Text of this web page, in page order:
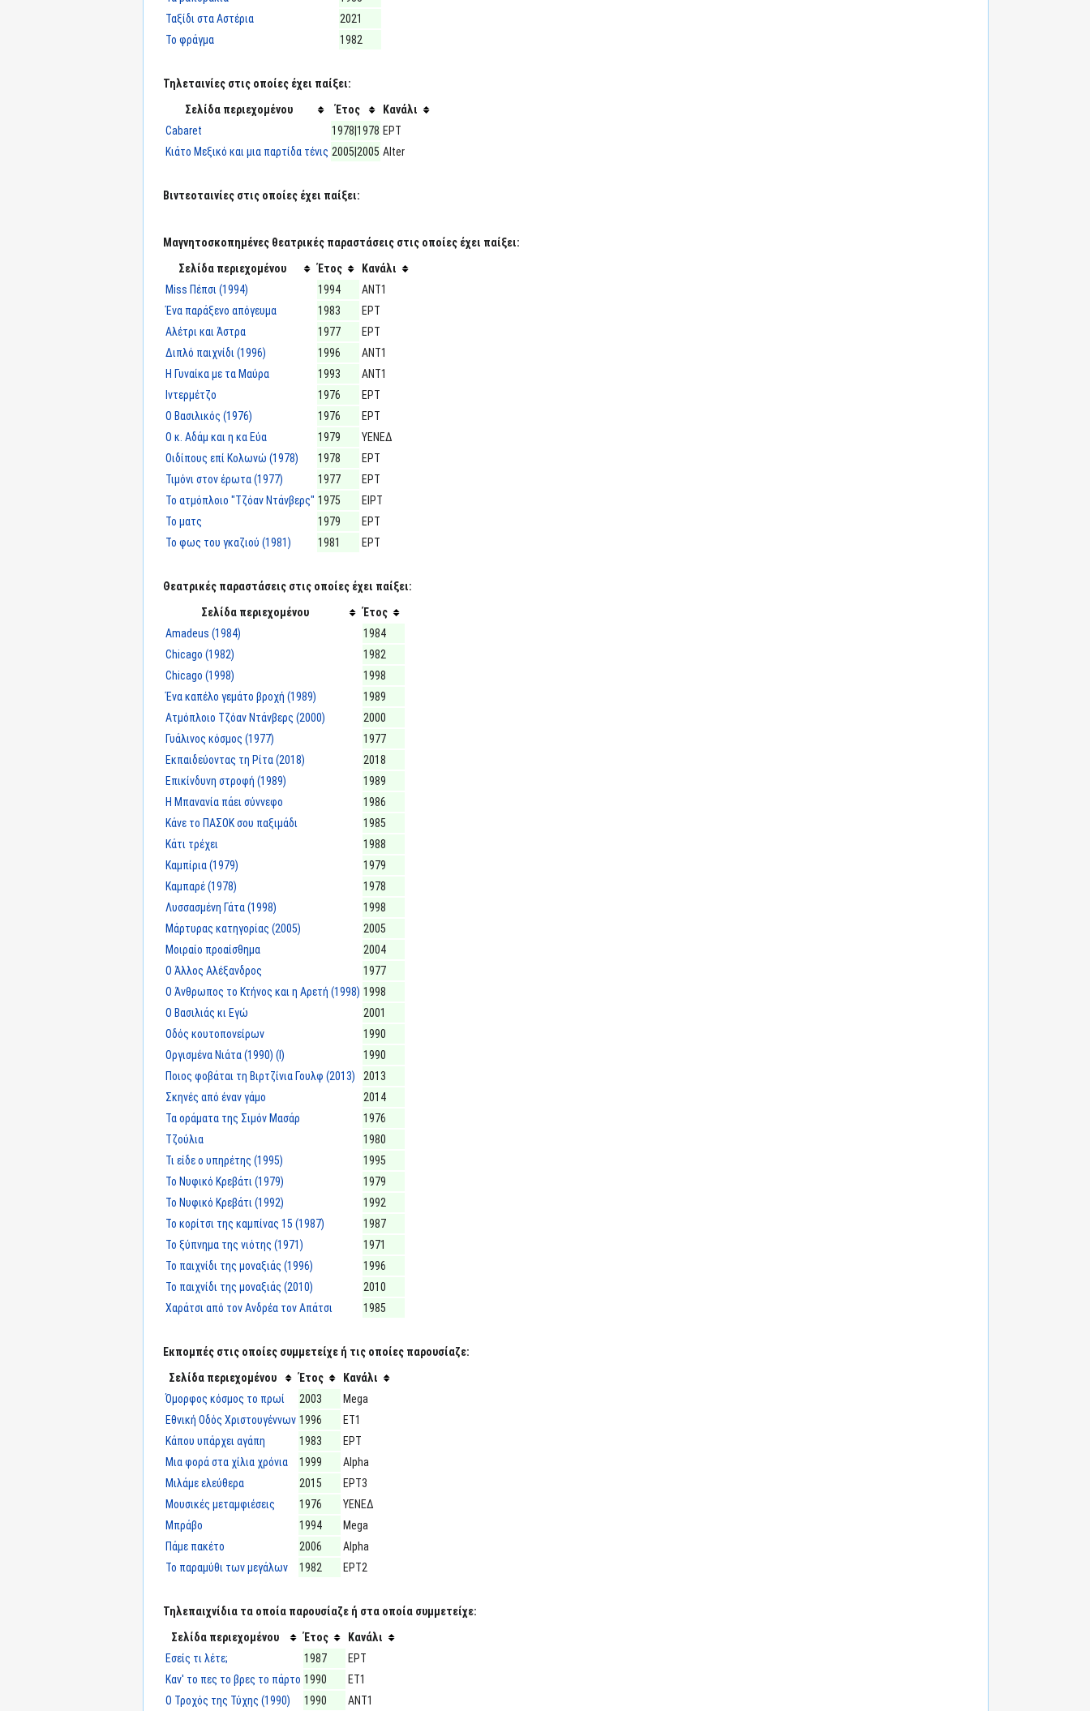
Ταξίδι στα Αστέρια
2021
Το φράγμα
1982
Τηλεταινίες στις οποίες έχει παίξει:
Σελίδα περιεχομένου
Έτος
Κανάλι
Cabaret
1978|1978 ΕΡΤ
Κιάτο Μεξικό και μια παρτίδα τένις 2005|2005 Alter
Βιντεοταινίες στις οποίες έχει παίξει:
Μαγνητοσκοπημένες θεατρικές παραστάσεις στις οποίες έχει παίξει:
Σελίδα περιεχομένου
Έτος
Κανάλι
Miss Πέπσι (1994)
1994
ΑΝΤ1
Ένα παράξενο απόγευμα
1983
ΕΡΤ
Αλέτρι και Άστρα
1977
ΕΡΤ
Διπλό παιχνίδι (1996)
1996
ΑΝΤ1
Η Γυναίκα με τα Μαύρα
1993
ΑΝΤ1
Ιντερμέτζο
1976
ΕΡΤ
Ο Βασιλικός (1976)
1976
ΕΡΤ
Ο κ. Αδάμ και η κα Εύα
1979
ΥΕΝΕΔ
Οιδίπους επί Κολωνώ (1978)
1978
ΕΡΤ
Τιμόνι στον έρωτα (1977)
1977
ΕΡΤ
Το ατμόπλοιο "Τζόαν Ντάνβερς" 1975
ΕΙΡΤ
Το ματς
1979
ΕΡΤ
Το φως του γκαζιού (1981)
1981 ΕΡΤ
Θεατρικές παραστάσεις στις οποίες έχει παίξει:
Σελίδα περιεχομένου
Έτος
Amadeus (1984)
1984
Chicago (1982)
1982
Chicago (1998)
1998
Ένα καπέλο γεμάτο βροχή (1989)
1989
Ατμόπλοιο Τζόαν Ντάνβερς (2000)
2000
Γυάλινος κόσμος (1977)
1977
Εκπαιδεύοντας τη Ρίτα (2018)
2018
Επικίνδυνη στροφή (1989)
1989
Η Μπανανία πάει σύννεφο
1986
Κάνε το ΠΑΣΟΚ σου παξιμάδι
1985
Κάτι τρέχει
1988
Καμπίρια (1979)
1979
Καμπαρέ (1978)
1978
Λυσσασμένη Γάτα (1998)
1998
Μάρτυρας κατηγορίας (2005)
2005
Μοιραίο προαίσθημα
2004
Ο Άλλος Αλέξανδρος
1977
Ο Άνθρωπος το Κτήνος και η Αρετή (1998) 1998
Ο Βασιλιάς κι Εγώ
2001
Οδός κουτοπονείρων
1990
Οργισμένα Νιάτα (1990) (I)
1990
Ποιος φοβάται τη Βιρτζίνια Γουλφ (2013)
2013
Σκηνές από έναν γάμο
2014
Τα οράματα της Σιμόν Μασάρ
1976
Τζούλια
1980
Τι είδε ο υπηρέτης (1995)
1995
Το Νυφικό Κρεβάτι (1979)
1979
Το Νυφικό Κρεβάτι (1992)
1992
Το κορίτσι της καμπίνας 15 (1987)
1987
Το ξύπνημα της νιότης (1971)
1971
Το παιχνίδι της μοναξιάς (1996)
1996
Το παιχνίδι της μοναξιάς (2010)
2010
Χαράτσι από τον Ανδρέα τον Απάτσι
1985
Εκπομπές στις οποίες συμμετείχε ή τις οποίες παρουσίαζε:
Σελίδα περιεχομένου
Έτος
Κανάλι
Όμορφος κόσμος το πρωί
2003
Mega
Εθνική Οδός Χριστουγέννων 1996
ΕΤ1
Κάπου υπάρχει αγάπη
1983
ΕΡΤ
Μια φορά στα χίλια χρόνια
1999
Alpha
Μιλάμε ελεύθερα
2015
ΕΡΤ3
Μουσικές μεταμφιέσεις
1976
ΥΕΝΕΔ
Μπράβο
1994
Mega
Πάμε πακέτο
2006
Alpha
Το παραμύθι των μεγάλων
1982 ΕΡΤ2
Τηλεπαιχνίδια τα οποία παρουσίαζε ή στα οποία συμμετείχε:
Σελίδα περιεχομένου
Έτος
Κανάλι
Εσείς τι λέτε;
1987
ΕΡΤ
Καν' το πες το βρες το πάρτο 1990
ΕΤ1
Ο Τροχός της Τύχης (1990)
1990 ΑΝΤ1